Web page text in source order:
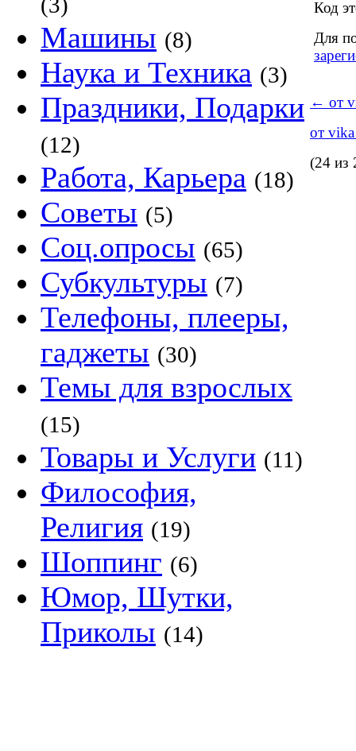
Машины (8)
Наука и Техника (3)
Праздники, Подарки
(12)
Работа, Карьера (18)
Советы (5)
Соц.опросы (65)
Субкультуры (7)
Телефоны, плееры,
гаджеты (30)
Темы для взрослых
(15)
Товары и Услуги (11)
Философия,
Религия (19)
Шоппинг (6)
Юмор, Шутки,
Приколы (14)
Код
Для
← от
от
(24 из